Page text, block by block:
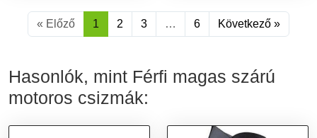
« Előző 1 2 3 … 6 Következő »
Hasonlók, mint Férfi magas szárú
motoros csizmák: